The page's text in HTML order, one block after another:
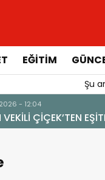
EĞITIM
Şu